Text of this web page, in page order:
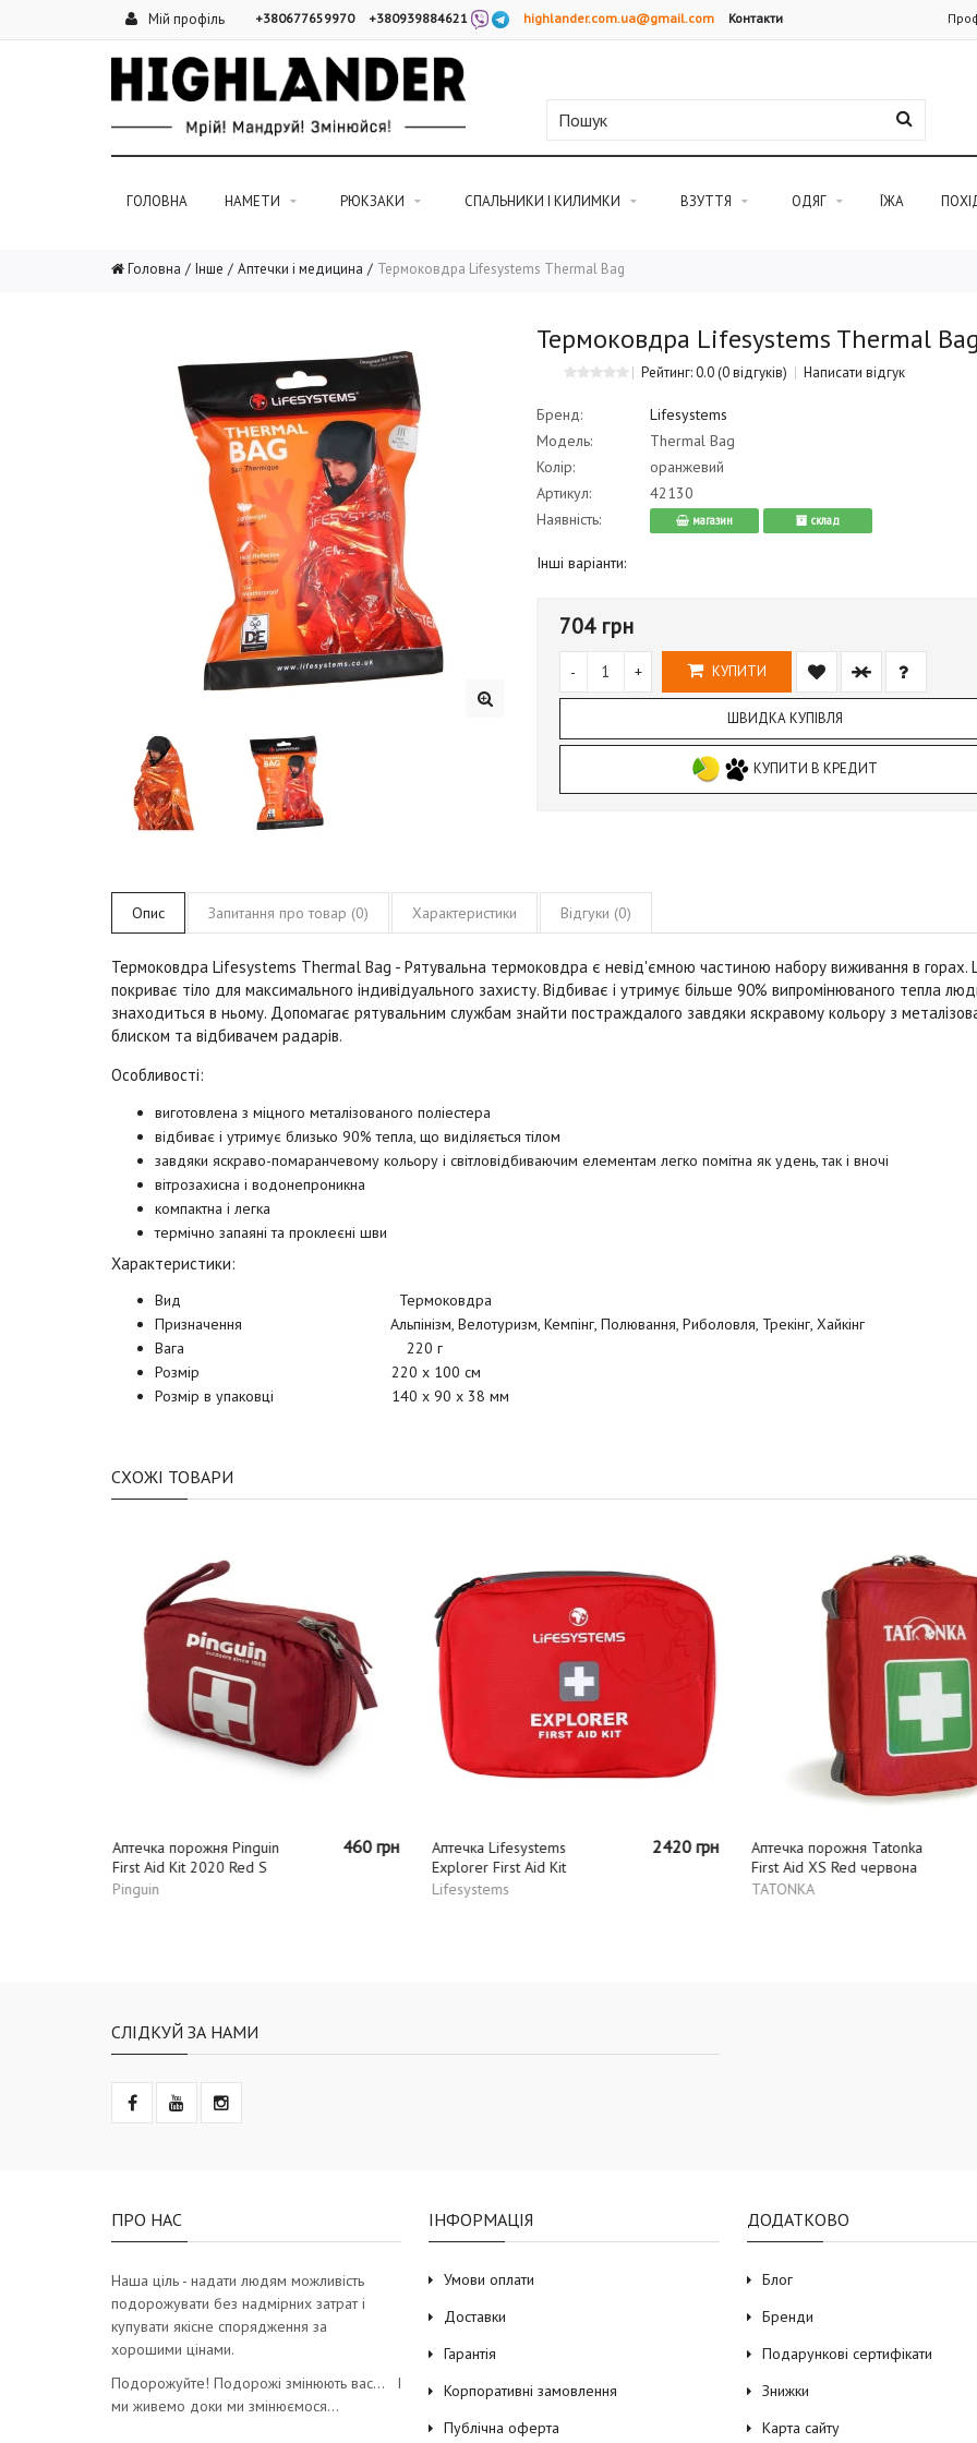
Мій профіль +380677659970 +380939884621 highlander.com.ua@gmail.com Контакти
ГОЛОВНА НАМЕТИ РЮКЗАКИ СПАЛЬНИКИ І КИЛИМКИ ВЗУТТЯ ОДЯГ ЇЖА
Головна Інше Аптечки і медицина Термоковдра Lifesystems Thermal Bag
Термоковдра Lifesystems Thermal Bag
Рейтинг: 0.0(0 відгуків) Написати відгук
Бренд:
Lifesystems
Модель:
Thermal Bag
Колір:
оранжевий
Артикул:
42130
Наявність:
магазин cклад
Інші варіанти:
704 грн
- + КУПИТИ
ШВИДКА КУПІВЛЯ
КУПИТИ В КРЕДИТ
Опис Запитання про товар (0) Характеристики Відгуки (0)
Термоковдра Lifesystems Thermal Bag - Рятувальна термоковдра є невід'ємною частиною набору виживання в горах.
покриває тіло для максимального індивідуального захисту. Відбиває і утримує більше 90% випромінюваного тепла
знаходиться в ньому. Допомагає рятувальним службам знайти постраждалого завдяки яскравому кольору з
блиском та відбивачем радарів.
Особливості:
виготовлена з міцного металізованого поліестера
відбиває і утримує близько 90% тепла, що виділяється тілом
завдяки яскраво-помаранчевому кольору і світловідбиваючим елементам легко помітна як удень, так і вночі
вітрозахисна і водонепроникна
компактна і легка
термічно запаяні та проклеєні шви
Характеристики:
Вид
Термоковдра
Призначення
Альпінізм, Велотуризм, Кемпінг, Полювання, Риболовля, Трекінг, Хайкінг
Вага
220 г
Розмір
220 х 100 см
Розмір в упаковці
140 х 90 х 38 мм
СХОЖІ ТОВАРИ
Аптечка порожня Pinguin
First Aid Kit 2020 Red S
Pinguin
460 грн
Аптечка Lifesystems
Explorer First Aid Kit
Lifesystems
2420 грн
Аптечка порожня Tatonka
First Aid XS Red червона
TATONKA
СЛІДКУЙ ЗА НАМИ
ПРО НАС
Наша ціль - надати людям можливість
подорожувати без надмірних затрат і
купувати якісне спорядження за
хорошими цінами.
Подорожуйте! Подорожі змінюють вас… І
ми живемо доки ми змінюємося…
ІНФОРМАЦІЯ
Умови оплати
Доставки
Гарантія
Корпоративні замовлення
Публічна оферта
ДОДАТКОВО
Блог
Бренди
Подарункові сертифікати
Знижки
Карта сайту